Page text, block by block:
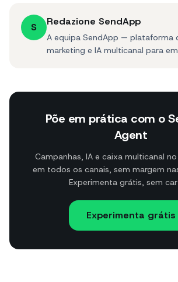
S Redazione SendApp
A equipa SendApp — plataforma
marketing e IA multicanal para
Põe em prática com o
Agent
Campanhas, IA e caixa multicanal
em todos os canais, sem margem
Experimenta grátis, sem
Experimenta grátis